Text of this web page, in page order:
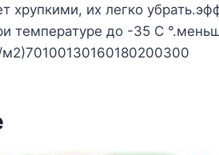
хрупкими, их легко
температуре до -35 С